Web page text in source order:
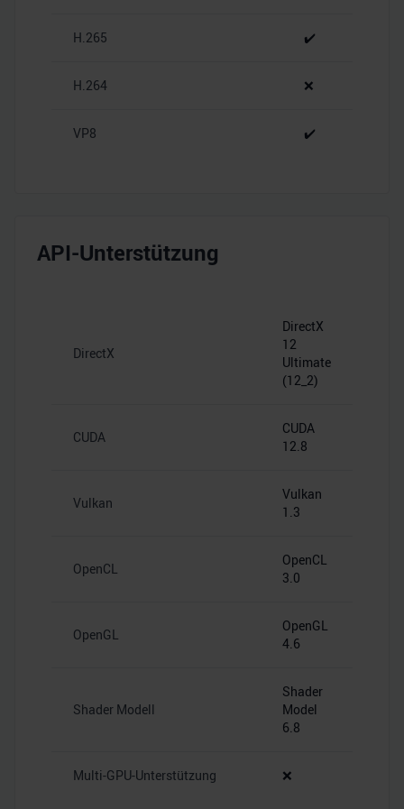
Verwendung unserer Website an unsere Partner für
Partner führen diese Informationen möglicherweise mit
haben oder die sie im Rahmen Ihrer Nutzung der Dienste
H.265 ✔️
H.264 ❌
VP8 ✔️
API-Unterstützung
DirectX
DirectX
12
Ultimate
(12_2)
CUDA
CUDA
12.8
Vulkan
Vulkan
1.3
OpenCL
OpenCL
3.0
OpenGL
OpenGL
4.6
Shader Modell
Shader
Model
6.8
Multi-GPU-Unterstützung ❌